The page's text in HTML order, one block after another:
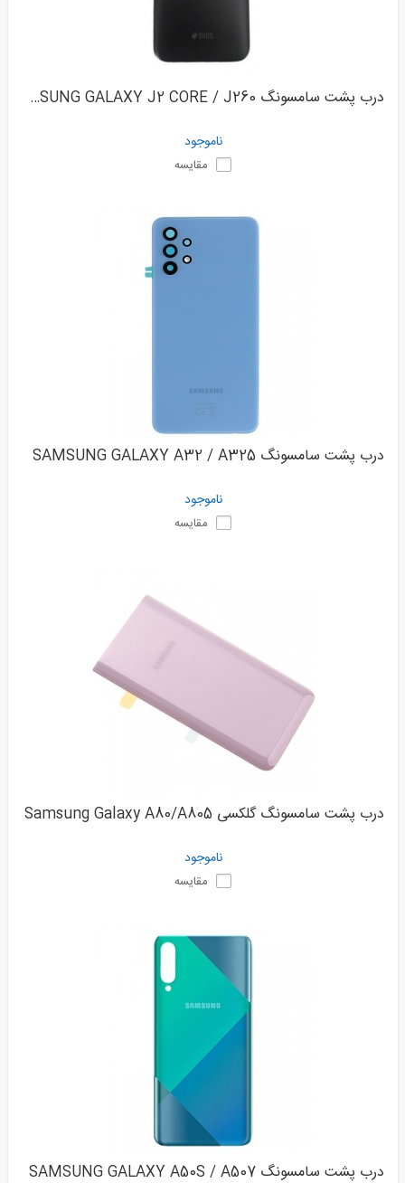
درب پشت سامسونگ SAMSUNG GALAXY J2 CORE / J260
ناموجود
مقایسه
درب پشت سامسونگ SAMSUNG GALAXY A32 / A325
ناموجود
مقایسه
درب پشت سامسونگ گلکسی Samsung Galaxy A80/A805
ناموجود
مقایسه
درب پشت سامسونگ SAMSUNG GALAXY A50S / A507